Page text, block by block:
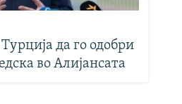
да го одобри
во Алијансата